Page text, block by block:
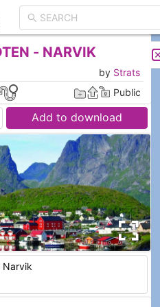
LIST
- NARVIK
by Strats
Public
Add to download